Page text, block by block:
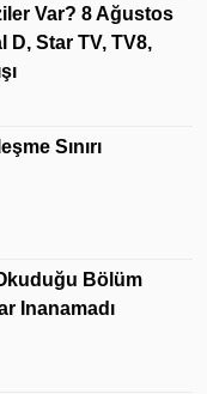
Var? 8 Ağustos
D, Star TV, TV8,
Sınırı
Bölüm
Inanamadı